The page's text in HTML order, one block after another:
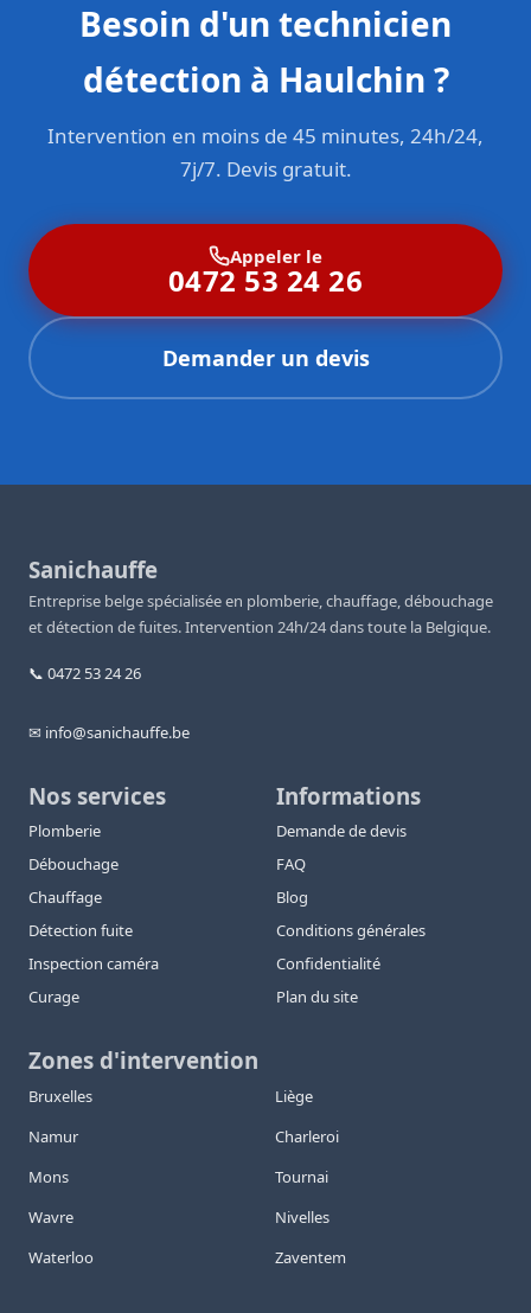
Besoin d'un technicien
détection à Haulchin ?
Intervention en moins de 45 minutes, 24h/24,
7j/7. Devis gratuit.
Appeler le
0472 53 24 26
Demander un devis
Sanichauffe
Entreprise belge spécialisée en plomberie, chauffage, débouchage
et détection de fuites. Intervention 24h/24 dans toute la Belgique.
📞 0472 53 24 26
✉ info@sanichauffe.be
Nos services
Plomberie
Débouchage
Chauffage
Détection fuite
Inspection caméra
Curage
Informations
Demande de devis
FAQ
Blog
Conditions générales
Confidentialité
Plan du site
Zones d'intervention
Bruxelles
Liège
Namur
Charleroi
Mons
Tournai
Wavre
Nivelles
Waterloo
Zaventem